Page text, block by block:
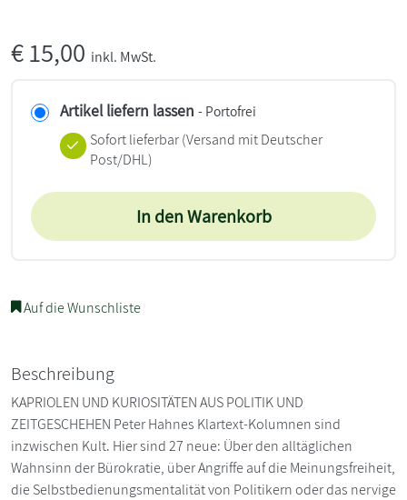
€15,00 inkl. MwSt.
Artikel liefern lassen - Portofrei
Sofort lieferbar(Versand mit Deutscher
Post/DHL)
In den Warenkorb
Auf die Wunschliste
Beschreibung
KAPRIOLEN UND KURIOSITÄTEN AUS POLITIK UND
ZEITGESCHEHEN Peter Hahnes Klartext-Kolumnen sind
inzwischen Kult. Hier sind 27 neue: Über den alltäglichen
Wahnsinn der Bürokratie, über Angriffe auf die Meinungsfreiheit,
die Selbstbedienungsmentalität von Politikern oder das nervige